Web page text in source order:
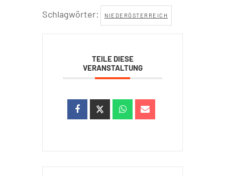
Schlagwörter: NIEDERÖSTERREICH
TEILE DIESE
VERANSTALTUNG